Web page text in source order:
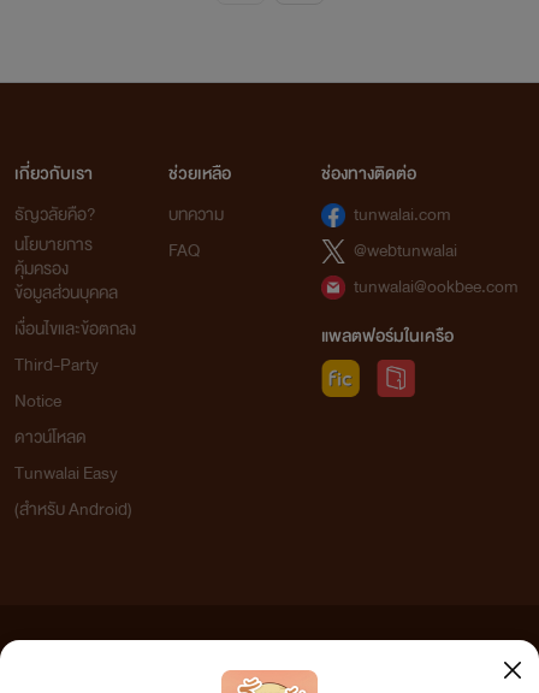
เกี่ยวกับเรา
ธัญวลัยคือ?
นโยบายการ
คุ้มครอง
ข้อมูลส่วนบุคคล
เงื่อนไขและข้อตกลง
Third-Party
Notice
ดาวน์โหลด
Tunwalai Easy
(สำหรับ Android)
ช่วยเหลือ
บทความ
FAQ
ช่องทางติดต่อ
tunwalai.com
@webtunwalai
tunwalai@ookbee.com
แพลตฟอร์มในเครือ
เว็บไซต์แห่งนี้ไม่ได้เห็นด้วยและไม่ขอรับผิดชอบต่อข้อความใดๆ ทั้งสิ้น ดังนั้นผู้อ่านทุกท่านโปรดใช้